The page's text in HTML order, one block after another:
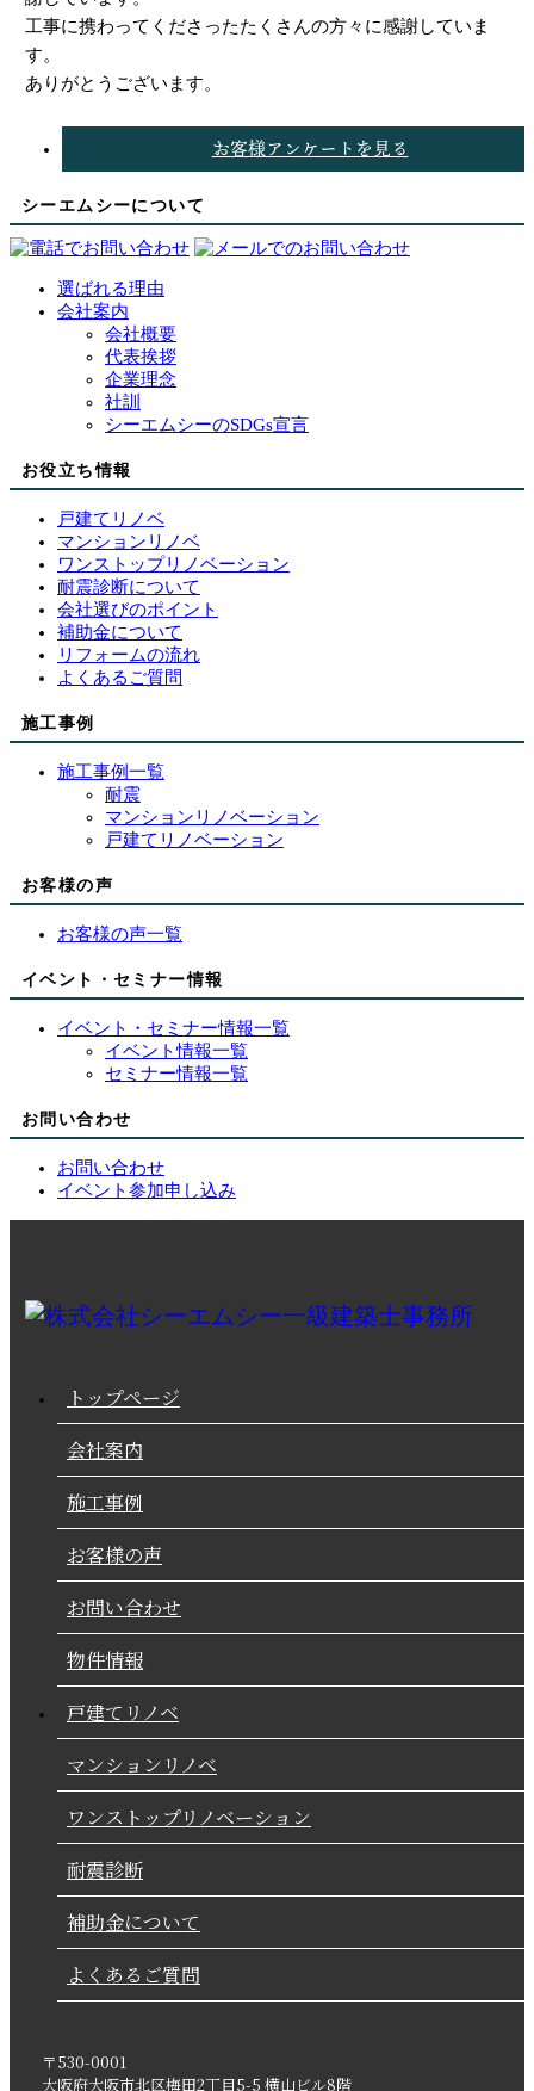
工事に携わってくださったたくさんの方々に感謝していま
す。
ありがとうございます。
お客様アンケートを見る
シーエムシーについて
選ばれる理由
会社案内
会社概要
代表挨拶
企業理念
社訓
シーエムシーのSDGs宣言
お役立ち情報
戸建てリノベ
マンションリノベ
ワンストップリノベーション
耐震診断について
会社選びのポイント
補助金について
リフォームの流れ
よくあるご質問
施工事例
施工事例一覧
耐震
マンションリノベーション
戸建てリノベーション
お客様の声
お客様の声一覧
イベント・セミナー情報
イベント・セミナー情報一覧
イベント情報一覧
セミナー情報一覧
お問い合わせ
お問い合わせ
イベント参加申し込み
トップページ
会社案内
施工事例
お客様の声
お問い合わせ
物件情報
戸建てリノベ
マンションリノベ
ワンストップリノベーション
耐震診断
補助金について
よくあるご質問
〒530-0001
大阪府大阪市北区梅田2丁目5-5 横山ビル8階